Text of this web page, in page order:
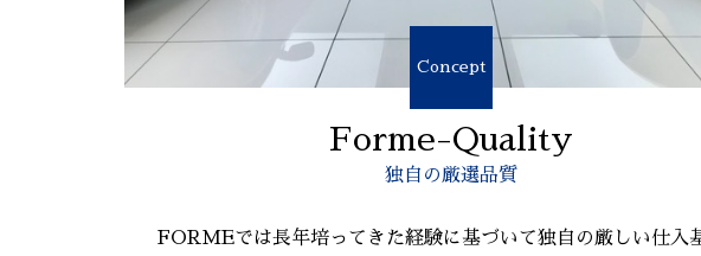
Concept
Forme-Quality
独自の厳選品質
FORMEでは長年培ってきた経験に基づいて独自の厳しい仕入